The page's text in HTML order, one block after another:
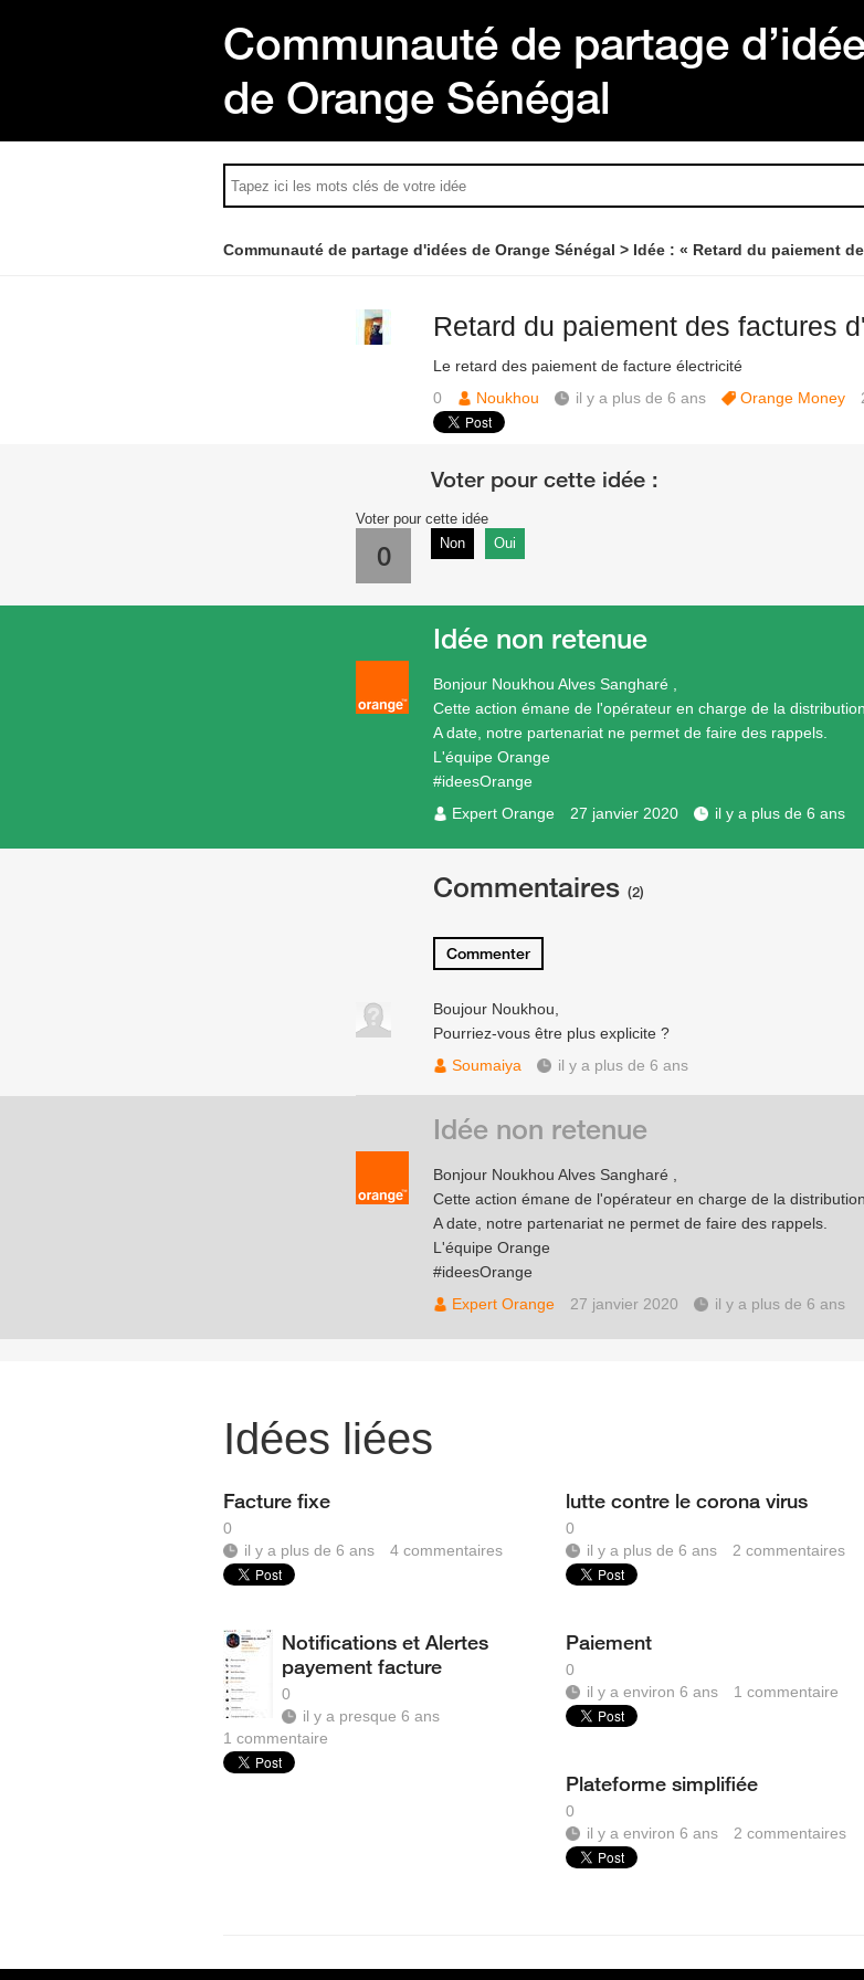
Communauté de partage
de Orange Sénégal
Communauté de partage d'idées de Orange Sénégal Idée : « Retard du paiement
Retard du paiement des factures
Le retard des paiement de facture électricité
0
Noukhou il y a plus de 6 ans Orange Money
Voter pour cette idée
0 Non Oui
Bonjour Noukhou Alves Sangharé ,
Cette action émane de l'opérateur en charge de la
A date, notre partenariat ne permet de faire des rappels.
L'équipe Orange
#ideesOrange
Expert Orange
27 janvier 2020 il y a plus de 6 ans
Idée non retenue
Commentaires (2)
Commenter
Boujour Noukhou,
Pourriez-vous être plus explicite ?
Soumaiya
il y a plus de 6 ans
Bonjour Noukhou Alves Sangharé ,
Cette action émane de l'opérateur en charge de la
A date, notre partenariat ne permet de faire des rappels.
L'équipe Orange
#ideesOrange
Expert Orange
27 janvier 2020 il y a plus de 6 ans
Idée non retenue
Idées liées
Facture fixe
0
il y a plus de 6 ans
4 commentaires
lutte contre le corona virus
0
il y a plus de 6 ans
2commentaires
Notifications et Alertes
payement facture
0
il y a presque 6 ans
1 commentaire
Paiement
0
il y a environ 6 ans
1commentaire
Plateforme simplifiée
0
il y a environ 6 ans
2commentaires